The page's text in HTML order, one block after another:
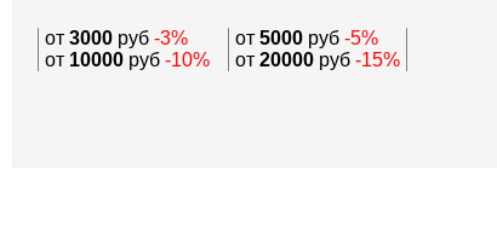
от3000руб -3% от 5000руб-5%
от 10000руб -10% от 20000руб -15%